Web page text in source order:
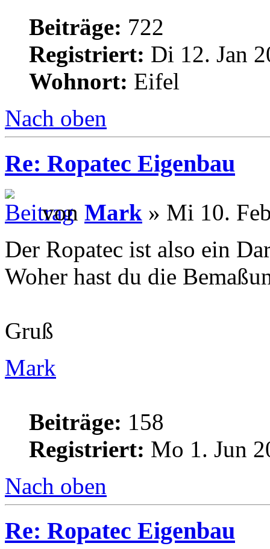
Beiträge: 722
Registriert: Di 12. Jan
Wohnort: Eifel
Nach oben
Re: Ropatec Eigenbau
von Mark » Mi 10.
Der Ropatec ist also ein
Woher hast du die
Gruß
Mark
Beiträge: 158
Registriert: Mo 1. Jun
Nach oben
Re: Ropatec Eigenbau